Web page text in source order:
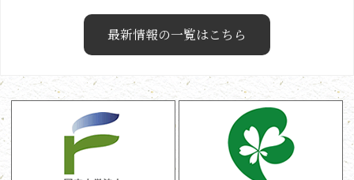
最新情報の一覧はこちら